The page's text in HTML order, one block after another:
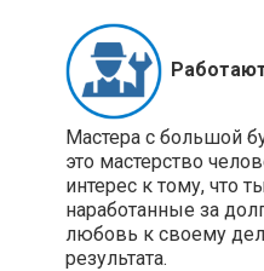
Мастера с большой
это мастерство
интерес к тому, что
наработанные за
любовь к своему
результата.